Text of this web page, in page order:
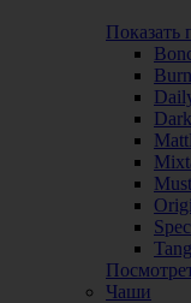
Показать
Чаши